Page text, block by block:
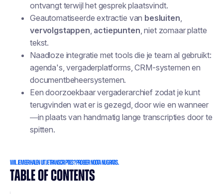
TABLE OF CONTENTS
ontvangt terwijl het gesprek plaatsvindt.
Geautomatiseerde extractie van besluiten,
vervolgstappen, actiepunten, niet zomaar platte
tekst.
Naadloze integratie met tools die je team al gebruikt:
agenda's, vergaderplatforms, CRM-systemen en
documentbeheersystemen.
Een doorzoekbaar vergaderarchief zodat je kunt
terugvinden wat er is gezegd, door wie en wanneer
—in plaats van handmatig lange transcripties door te
spitten.
Wil je meer halen uit je transcripties? Probeer Noota nu gratis.